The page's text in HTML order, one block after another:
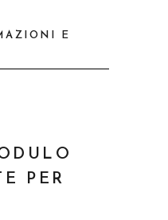
E
PER